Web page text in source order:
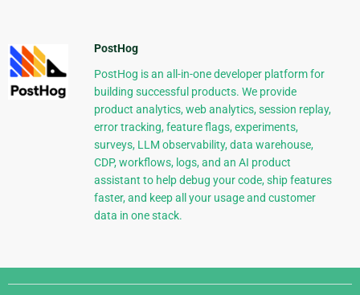
PostHog
PostHog is an all-in-one developer platform for
building successful products. We provide
product analytics, web analytics, session replay,
error tracking, feature flags, experiments,
surveys, LLM observability, data warehouse,
CDP, workflows, logs, and an AI product
assistant to help debug your code, ship features
faster, and keep all your usage and customer
data in one stack.
Django